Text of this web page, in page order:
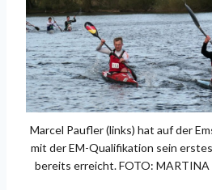
Marcel Paufler (links) hat auf der
mit der EM-Qualifikation sein
bereits erreicht. FOTO: MARTINA